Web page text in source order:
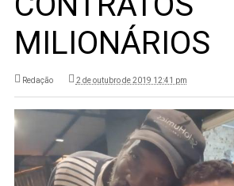
MILIONÁRIOS
Redação 2 de outubro de 2019 12:41 pm